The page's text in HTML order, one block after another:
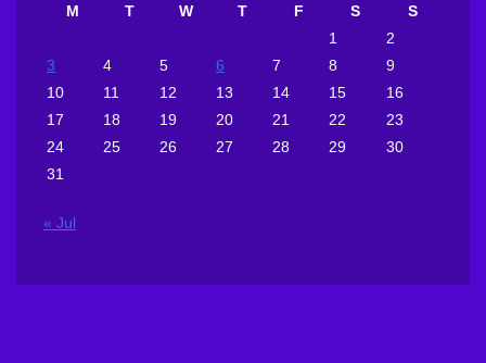
M
T W T F S
S
1
2
3
4 5 6 7 8
9
10
11 12 13 14 15
16
17
18 19 20 21 22
23
24
25 26 27 28 29
30
31
« Jul